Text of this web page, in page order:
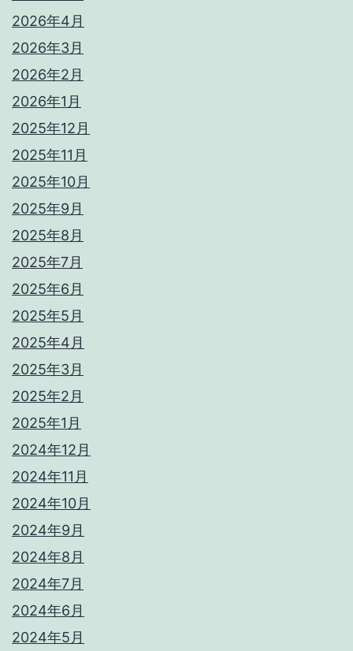
2026年4月
2026年3月
2026年2月
2026年1月
2025年12月
2025年11月
2025年10月
2025年9月
2025年8月
2025年7月
2025年6月
2025年5月
2025年4月
2025年3月
2025年2月
2025年1月
2024年12月
2024年11月
2024年10月
2024年9月
2024年8月
2024年7月
2024年6月
2024年5月